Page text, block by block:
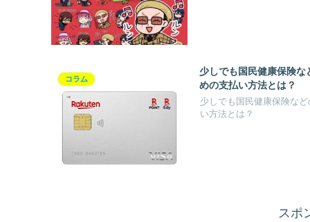
コラム
少しでも国民健康保険
めの支払い方法とは？
少しでも国民健康保険な
い方法とは？
スポ